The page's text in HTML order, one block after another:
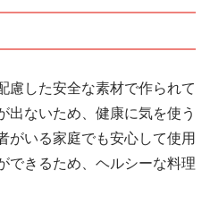
慮した安全な素材で作られて
出ないため、健康に気を使う
がいる家庭でも安心して使用
できるため、ヘルシーな料理